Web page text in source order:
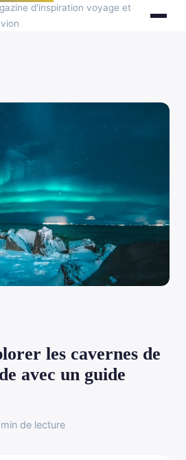
d'inspiration voyage et
les cavernes de
avec un guide
de lecture